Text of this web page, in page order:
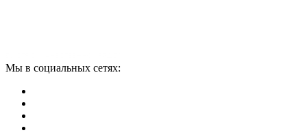
Мы в социальных сетях: